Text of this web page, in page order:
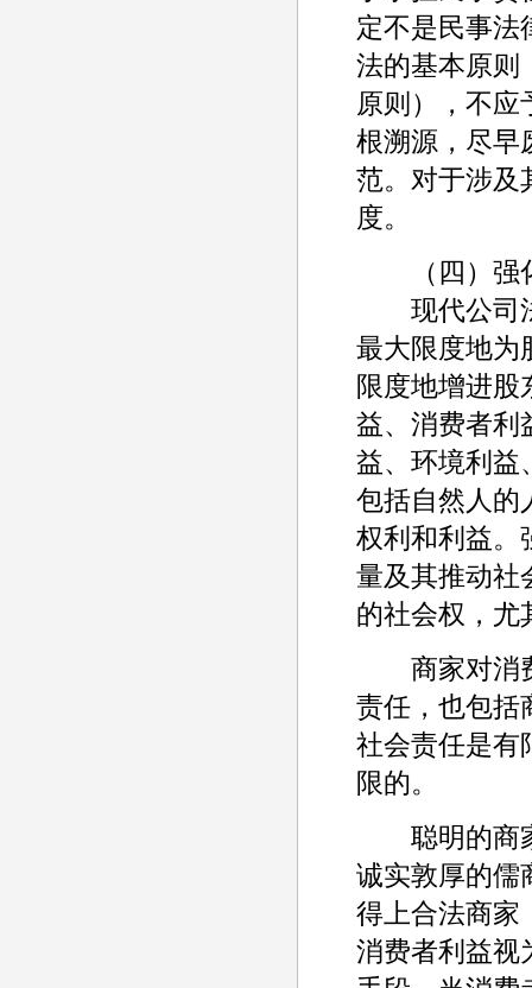
定不是民事法
法的基本原则
原则），不应
根溯源，尽早
范。对于涉及
度。
（四）强化
现代公司法
最大限度地为
限度地增进股
益、消费者利
益、环境利益
包括自然人的
权利和利益。
量及其推动社
的社会权，尤
商家对消费
责任，也包括
社会责任是有
限的。
聪明的商家
诚实敦厚的儒
得上合法商家
消费者利益视